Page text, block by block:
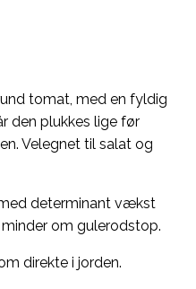
tomat, med en fyldig
den plukkes lige før
Velegnet til salat og
determinant vækst
om gulerodstop.
direkte i jorden.